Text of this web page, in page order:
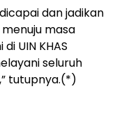
dan jadikan
masa
UIN KHAS
seluruh
tutupnya.(*)